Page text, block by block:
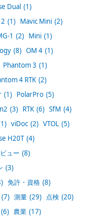
Dual (1)
(1) Mavic Mini (2)
1 (2) Mini (1)
(8) OM 4 (1)
Phantom 3 (1)
4 RTK (2)
(1) PolarPro (5)
(3) RTK (6) SfM (4)
viDoc (2) VTOL (5)
H20T (4)
ュー (8)
(3)
免許・資格 (8)
(7) 測量 (29) 点検 (20)
(6) 農業 (17)